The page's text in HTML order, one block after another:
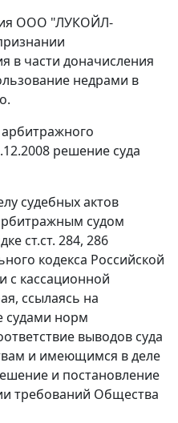
ООО "ЛУКОЙЛ-
в части доначисления
недрами в
решение суда
судебных актов
судом
ст.ст. 284, 286
кодекса Российской
с кассационной
ссылаясь на
судами норм
выводов суда
и имеющимся в деле
и постановление
требований Общества